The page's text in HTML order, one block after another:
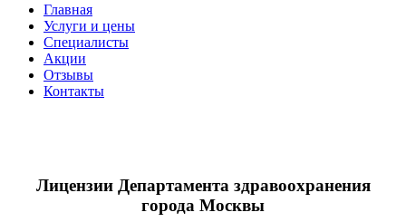
Главная
Услуги и цены
Специалисты
Акции
Отзывы
Контакты
Лицензии Департамента здравоохранения
города Москвы